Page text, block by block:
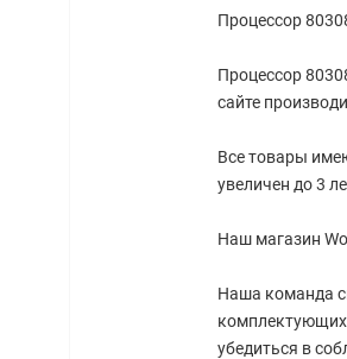
Процессор
Процессор
сайте
Все товары
увеличен до 3
Наш магазин
Наша команда
убедиться в